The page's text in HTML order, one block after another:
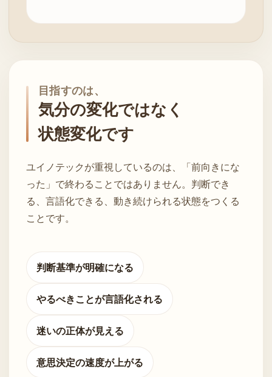
目指すのは、
気分の変化ではなく
状態変化です
ユイノテックが重視しているのは、「前向きにな
った」で終わることではありません。判断でき
る、言語化できる、動き続けられる状態をつくる
ことです。
判断基準が明確になる
やるべきことが言語化される
迷いの正体が見える
意思決定の速度が上がる